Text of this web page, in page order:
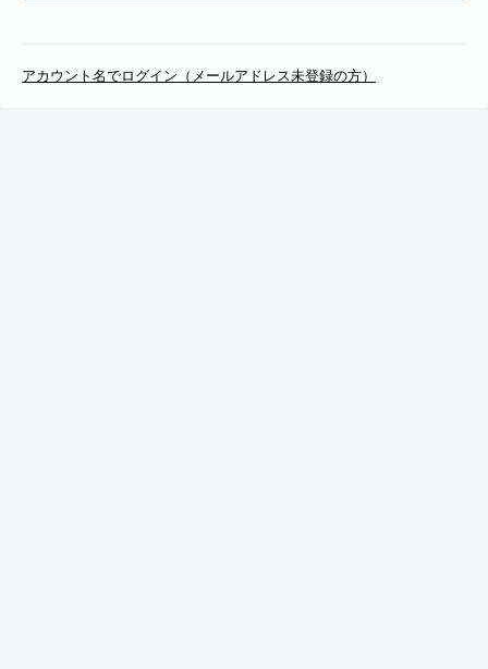
アカウント名でログイン（メールアドレス未登録の方）